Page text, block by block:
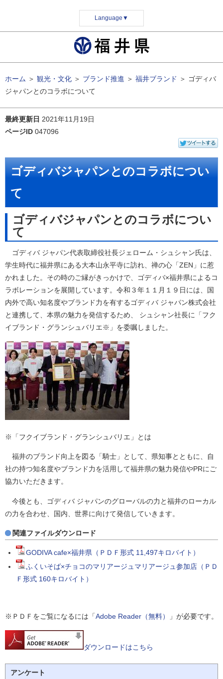
Language ▼
ホーム ＞ 観光・文化 ＞ ブランド推進 ＞ 福井ブランド ＞ ゴディバ
ジャパンとのコラボについて
最終更新日 2021年11月19日
ページID 047096
ゴディバジャパンとのコラボについ
て
ゴディバジャパンとのコラボについ
て
ゴディバ ジャパン代表取締役社長ジェローム・シュシャン氏は、
学生時代に福井県にある大本山永平寺に訪れ、禅の心「ZEN」に惹
かれました。その時のご縁がきっかけで、ゴディバ×福井県によるコ
ラボレーションを展開しています。令和３年１１月１９日には、国
内外で高い知名度やブランド力を有するゴディバ ジャパン株式会社
と連携して、本県の魅力を発信するため、 シュシャン社長に「フク
イブランド・グランシュバリエ※」を委嘱しました。
※「フクイブランド・グランシュバリエ」とは
福井のブランド向上を図る「騎士」として、県知事とともに、自
社の持つ知名度やブランド力を活用して福井県の魅力発信やPRにご
協力いただきます。
今後とも、ゴディバ ジャパンのグローバルの力と福井のローカル
の力を合わせ、国内、世界に向けて発信していきます。
関連ファイルダウンロード
GODIVA cafe×福井県（ＰＤＦ形式 11,497キロバイト）
ふくいそば×チョコのマリアージュマリアージュ参加店（ＰＤ
Ｆ形式 160キロバイト）
※ＰＤＦをご覧になるには「Adobe Reader（無料） 」が必要です。
ダウンロードはこちら
アンケート